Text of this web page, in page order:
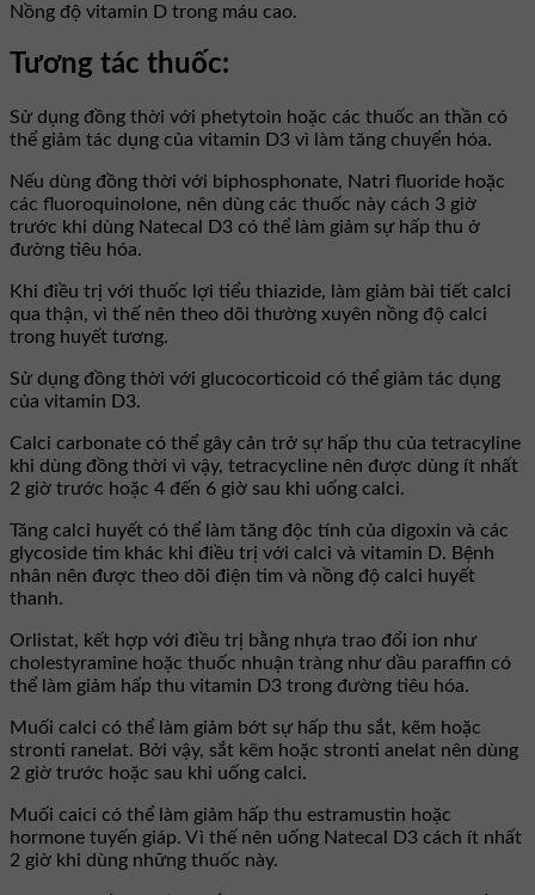
Nồng độ vitamin D trong máu cao.
Tương tác thuốc:
Sử dụng đồng thời với phetytoin hoặc các thuốc an thần có
thể giảm tác dụng của vitamin D3 vì làm tăng chuyển hóa.
Nếu dùng đồng thời với biphosphonate, Natri fluoride hoặc
các fluoroquinolone, nên dùng các thuốc này cách 3 giờ
trước khi dùng Natecal D3 có thể làm giảm sự hấp thu ở
đường tiêu hóa.
Khi điều trị với thuốc lợi tiểu thiazide, làm giảm bài tiết calci
qua thận, vì thế nên theo dõi thường xuyên nồng độ calci
trong huyết tương.
Sử dụng đồng thời với glucocorticoid có thể giảm tác dụng
của vitamin D3.
Calci carbonate có thể gây cản trở sự hấp thu của tetracyline
khi dùng đồng thời vì vậy, tetracycline nên được dùng ít nhất
2 giờ trước hoặc 4 đến 6 giờ sau khi uống calci.
Tăng calci huyết có thể làm tăng độc tính của digoxin và các
glycoside tim khác khi điều trị với calci và vitamin D. Bệnh
nhân nên được theo dõi điện tim và nồng độ calci huyết
thanh.
Orlistat, kết hợp với điều trị bằng nhựa trao đổi ion như
cholestyramine hoặc thuốc nhuận tràng như dầu paraffin có
thể làm giảm hấp thu vitamin D3 trong đường tiêu hóa.
Muối calci có thể làm giảm bớt sự hấp thu sắt, kẽm hoặc
stronti ranelat. Bởi vậy, sắt kẽm hoặc stronti anelat nên dùng
2 giờ trước hoặc sau khi uống calci.
Muối caici có thể làm giảm hấp thu estramustin hoặc
hormone tuyến giáp. Vì thế nên uống Natecal D3 cách ít nhất
2 giờ khi dùng những thuốc này.